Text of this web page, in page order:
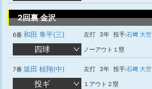
2回裏 金沢
6番 和田 隼平(三) 左打 3年 投手:石﨑 大空
四球 ノーアウト１塁
7番 坂田 椋翔(中) 左打 3年 投手:石﨑 大空
投ギ １アウト２塁